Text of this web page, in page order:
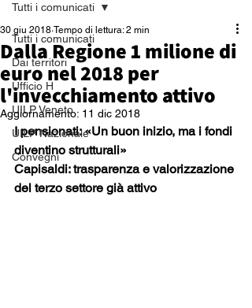
Tutti i comunicati
Dai territori
Ufficio H
UILP Veneto
UILP Nazionale
Convegni
Tutti i comunicati
Dalla Regione 1 milione di
euro nel 2018 per
l'invecchiamento attivo
30 giu 2018 Tempo di lettura: 2 min
Aggiornamento: 11 dic 2018
I pensionati: «Un buon inizio, ma i fondi
diventino strutturali»
Capisaldi: trasparenza e valorizzazione
del terzo settore già attivo